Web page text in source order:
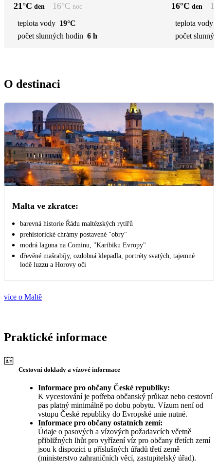
21°C den 16°C noc
teplota vody 19°C
počet slunných hodin 6 h
16°C den
teplota vody
počet
O destinaci
Malta ve zkratce:
barevná historie Řádu maltézských rytířů
prehistorické chrámy postavené "obry"
modrá laguna na Cominu, "Karibiku Evropy"
dřevěné mašrabíjy, ozdobná klepadla, portréty svatých, tajemné
lodě luzzu a Horovy oči
více o Maltě
Praktické informace
Cestovní doklady a vízové informace
Informace pro občany České republiky:
K vycestování je potřeba občanský průkaz nebo cestovní
pas platný minimálně po dobu pobytu. Vízum není od
vstupu České republiky do Evropské unie nutné.
Informace pro občany ostatních zemí:
Údaje o pasových a vízových požadavcích včetně
přibližných lhůt pro vyřízení víz pro občany třetích zemí
jsou k dispozici u příslušných úřadů třetí země
(ministerstvo zahraničních věcí, zastupitelský úřad).